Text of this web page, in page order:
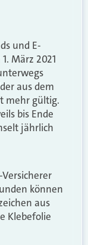
und E-
März 2021
aus dem
mehr gültig.
bis Ende
jährlich
können
aus
Klebefolie